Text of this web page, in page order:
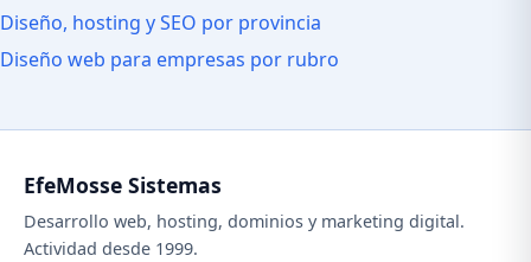
Diseño, hosting y SEO por provincia
Diseño web para empresas por rubro
EfeMosse Sistemas
Desarrollo web, hosting, dominios y marketing digital.
Actividad desde 1999.